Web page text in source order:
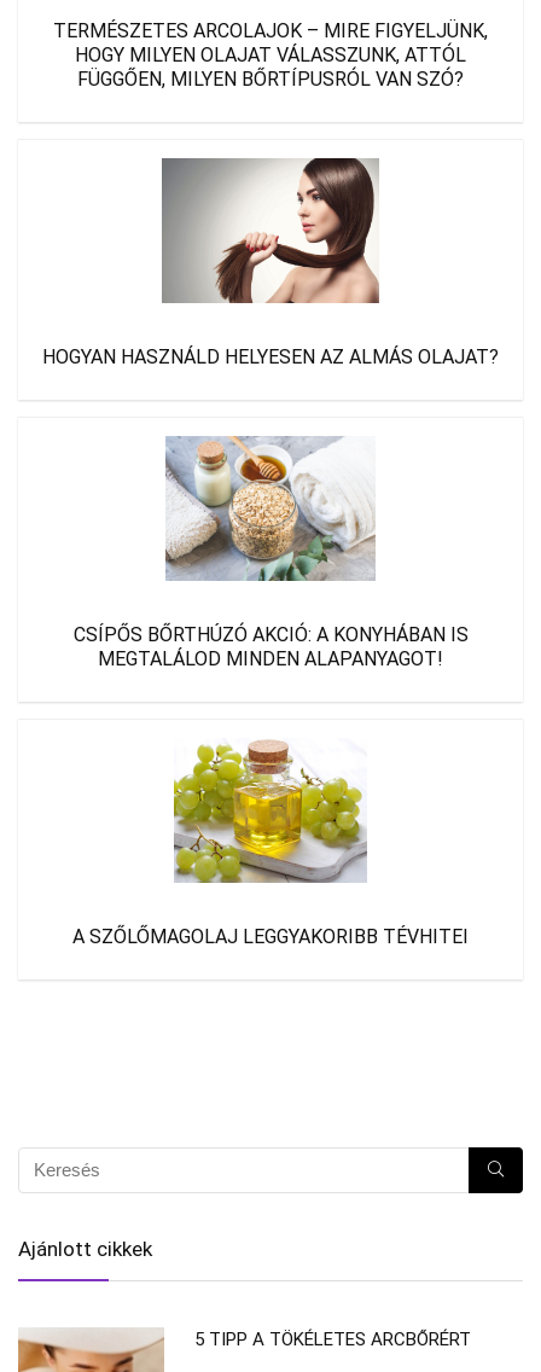
TERMÉSZETES ARCOLAJOK – MIRE FIGYELJÜNK,
HOGY MILYEN OLAJAT VÁLASSZUNK, ATTÓL
FÜGGŐEN, MILYEN BŐRTÍPUSRÓL VAN SZÓ?
HOGYAN HASZNÁLD HELYESEN AZ ALMÁS OLAJAT?
CSÍPŐS BŐRTHÚZÓ AKCIÓ: A KONYHÁBAN IS
MEGTALÁLOD MINDEN ALAPANYAGOT!
A SZŐLŐMAGOLAJ LEGGYAKORIBB TÉVHITEI
Ajánlott cikkek
5 TIPP A TÖKÉLETES ARCBŐRÉRT